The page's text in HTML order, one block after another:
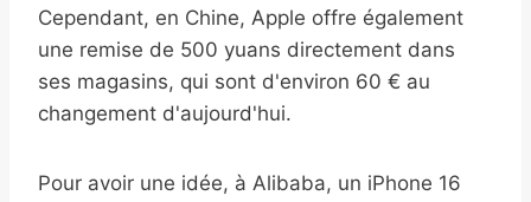
Cependant, en Chine, Apple offre également
une remise de 500 yuans directement dans
ses magasins, qui sont d'environ 60 € au
changement d'aujourd'hui.
Pour avoir une idée, à Alibaba, un iPhone 16